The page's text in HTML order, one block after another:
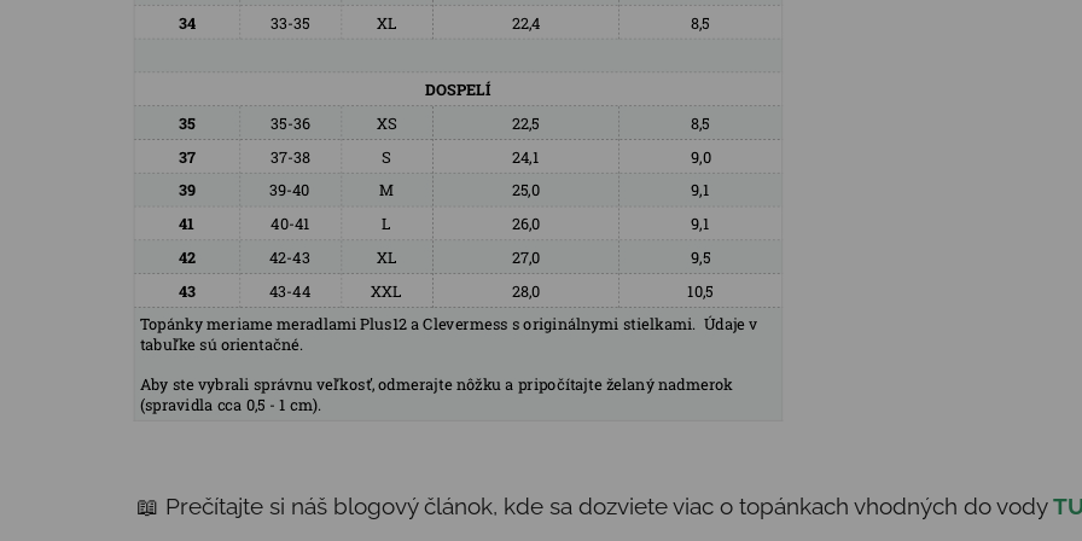
📖 Prečítajte si náš blogový článok, kde sa dozviete viac o topánkach vhodných do vody